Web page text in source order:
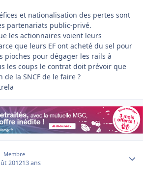
et nationalisation des pertes sont
partenariats public-privé.
les actionnaires voient leurs
que leurs EF ont acheté du sel pour
pioches pour dégager les rails à
les coups le contrat doit prévoir que
de la SNCF de le faire ?
Membre
201213 ans